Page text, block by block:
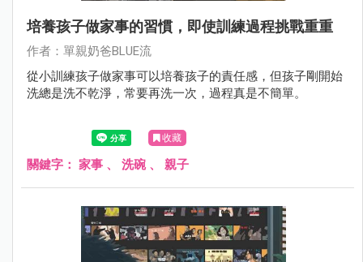
培養孩子做家事的習慣，即使訓練過程挑戰重重
作者：單親奶爸BLUE流
從小訓練孩子做家事可以培養孩子的責任感，但孩子剛開始
洗總是洗不乾淨，常要再洗一次，過程真是不簡單。
收藏
關鍵字： 家事 、 洗碗 、 親子